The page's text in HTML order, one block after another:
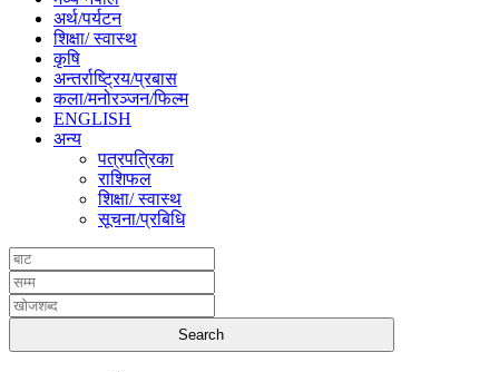
अर्थ/पर्यटन
शिक्षा/ स्वास्थ
कृषि
अन्तर्राष्ट्रिय/प्रबास
कला/मनोरञ्जन/फिल्म
ENGLISH
अन्य
पत्रपत्रिका
राशिफल
शिक्षा/ स्वास्थ
सूचना/प्रबिधि